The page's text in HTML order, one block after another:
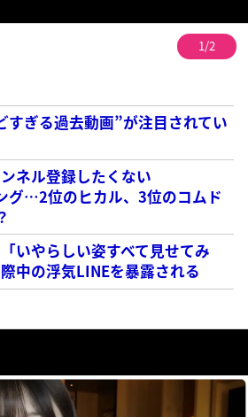
1/2
すぎる過去動画”が注目されてい
ネル登録したくない
グ…2位のヒカル、3位のコムド
いやらしい姿すべて見せてみ
中の浮気LINEを暴露される